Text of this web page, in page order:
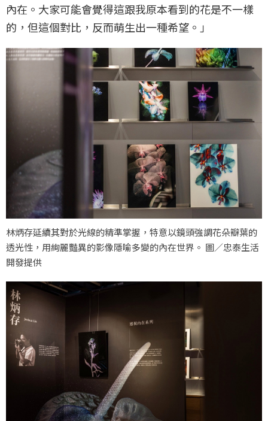
內在。大家可能會覺得這跟我原本看到的花是不一樣
的，但這個對比，反而萌生出一種希望。」
林炳存延續其對於光線的精準掌握，特意以鏡頭強調花朵瓣葉的
透光性，用絢麗豔異的影像隱喻多變的內在世界。 圖／忠泰生活
開發提供